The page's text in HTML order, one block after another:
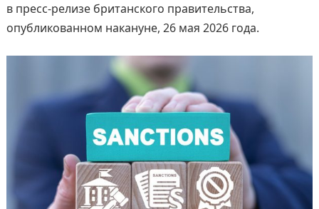
в пресс-релизе британского правительства,
опубликованном накануне, 26 мая 2026 года.